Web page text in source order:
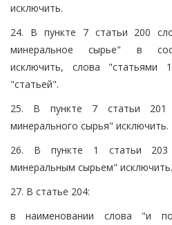
исключить.
24. В пункте 7 статьи 200
минеральное сырье" в
исключить, слова "статьями
"статьей".
25. В пункте 7 статьи 201
минерального сырья" исключить.
26. В пункте 1 статьи 203
минеральным сырьем" исключить.
27. В статье 204:
в наименовании слова "и